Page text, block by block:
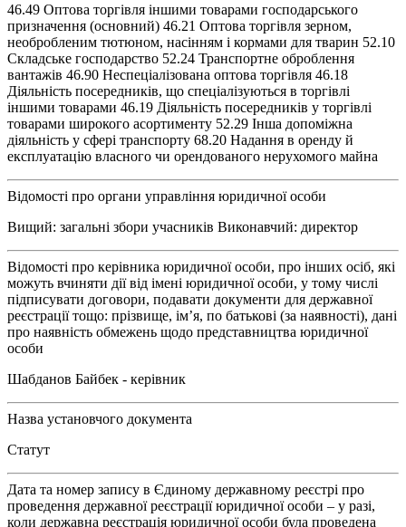
46.49 Оптова торгівля іншими товарами господарського
призначення (основний) 46.21 Оптова торгівля зерном,
необробленим тютюном, насінням і кормами для тварин 52.10
Складське господарство 52.24 Транспортне оброблення
вантажів 46.90 Неспеціалізована оптова торгівля 46.18
Діяльність посередників, що спеціалізуються в торгівлі
іншими товарами 46.19 Діяльність посередників у торгівлі
товарами широкого асортименту 52.29 Інша допоміжна
діяльність у сфері транспорту 68.20 Надання в оренду й
експлуатацію власного чи орендованого нерухомого майна
Відомості про органи управління юридичної особи
Вищий: загальні збори учасників Виконавчий: директор
Відомості про керівника юридичної особи, про інших осіб, які
можуть вчиняти дії від імені юридичної особи, у тому числі
підписувати договори, подавати документи для державної
реєстрації тощо: прізвище, ім’я, по батькові (за наявності), дані
про наявність обмежень щодо представництва юридичної
особи
Шабданов Байбек - керівник
Назва установчого документа
Статут
Дата та номер запису в Єдиному державному реєстрі про
проведення державної реєстрації юридичної особи – у разі,
коли державна реєстрація юридичної особи була проведена